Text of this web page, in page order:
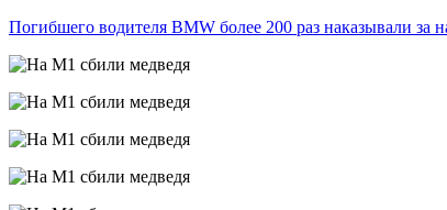
Погибшего водителя BMW более 200 раз наказывали за